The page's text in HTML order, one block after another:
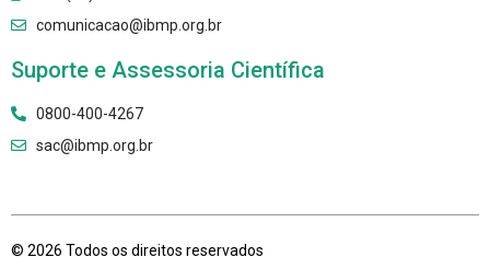
comunicacao@ibmp.org.br
Suporte e Assessoria Científica
0800-400-4267
sac@ibmp.org.br
© 2026 Todos os direitos reservados